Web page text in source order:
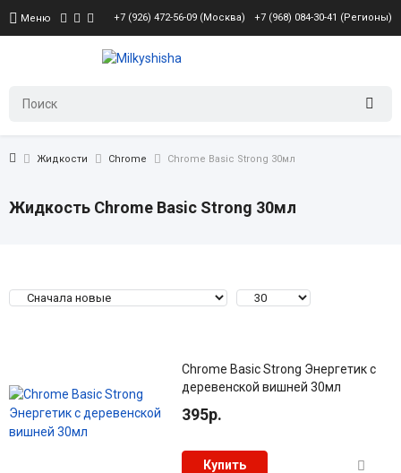
Меню +7 (926) 472-56-09 (Москва) +7 (968) 084-30-41 (Регионы)
Жидкости Chrome Chrome Basic Strong 30мл
Жидкость Chrome Basic Strong 30мл
Chrome Basic Strong Энергетик с
деревенской вишней 30мл
395р.
Купить